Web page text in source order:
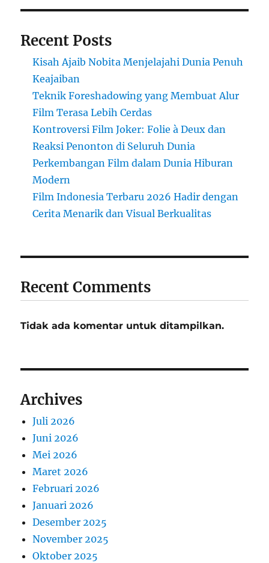
Recent Posts
Kisah Ajaib Nobita Menjelajahi Dunia Penuh
Keajaiban
Teknik Foreshadowing yang Membuat Alur
Film Terasa Lebih Cerdas
Kontroversi Film Joker: Folie à Deux dan
Reaksi Penonton di Seluruh Dunia
Perkembangan Film dalam Dunia Hiburan
Modern
Film Indonesia Terbaru 2026 Hadir dengan
Cerita Menarik dan Visual Berkualitas
Recent Comments
Tidak ada komentar untuk ditampilkan.
Archives
Juli 2026
Juni 2026
Mei 2026
Maret 2026
Februari 2026
Januari 2026
Desember 2025
November 2025
Oktober 2025